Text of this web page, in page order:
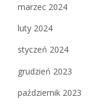
marzec 2024
luty 2024
styczeń 2024
grudzień 2023
październik 2023